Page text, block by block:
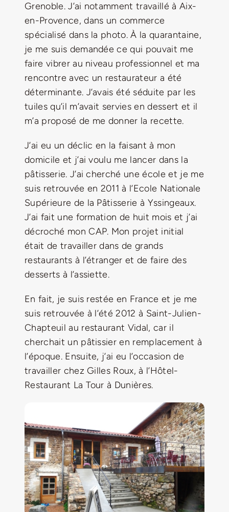
Grenoble. J’ai notamment travaillé à Aix-
en-Provence, dans un commerce
spécialisé dans la photo. À la quarantaine,
je me suis demandée ce qui pouvait me
faire vibrer au niveau professionnel et ma
rencontre avec un restaurateur a été
déterminante. J’avais été séduite par les
tuiles qu’il m’avait servies en dessert et il
m’a proposé de me donner la recette.
J’ai eu un déclic en la faisant à mon
domicile et j’ai voulu me lancer dans la
pâtisserie. J’ai cherché une école et je me
suis retrouvée en 2011 à l’Ecole Nationale
Supérieure de la Pâtisserie à Yssingeaux.
J’ai fait une formation de huit mois et j’ai
décroché mon CAP. Mon projet initial
était de travailler dans de grands
restaurants à l’étranger et de faire des
desserts à l’assiette.
En fait, je suis restée en France et je me
suis retrouvée à l’été 2012 à Saint-Julien-
Chapteuil au restaurant Vidal, car il
cherchait un pâtissier en remplacement à
l’époque. Ensuite, j’ai eu l’occasion de
travailler chez Gilles Roux, à l’Hôtel-
Restaurant La Tour à Dunières.